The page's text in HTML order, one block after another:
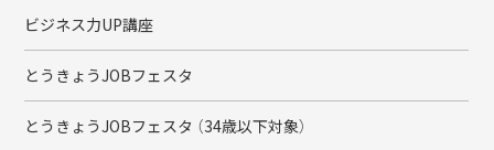
ビジネス力UP講座
とうきょうJOBフェスタ
とうきょうJOBフェスタ （34歳以下対象）